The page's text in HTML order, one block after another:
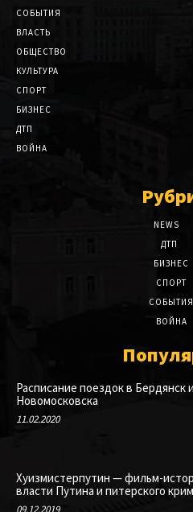
СОБЫТИЯ
ВЛАСТЬ
ОБЩЕСТВО
КУЛЬТУРА
СПОРТ
БИЗНЕС
ДТП
ВОЙНА
NEWS
ДТП
БИЗНЕС
СПОРТ
СОБЫТИЯ
ВОЙНА
Расписание поездок в Бердянск
Новомосковска
11.02.2020
Хуизмистерпутин — фильм-
власти Путина и питерского
09.12.2019